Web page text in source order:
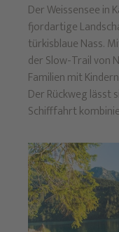
Der Weissensee in
fjordartige
türkisblaue Nass.
der Slow-Trail von
Familien mit
Der Rückweg lässt
Schifffahrt